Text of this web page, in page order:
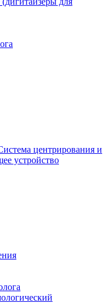
центрирования и
устройство